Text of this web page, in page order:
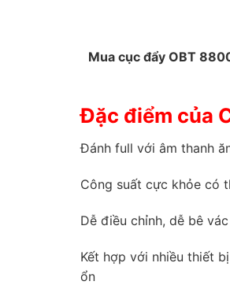
Mua cục đẩy OBT
Đặc điểm của
Đánh full với âm thanh
Công suất cực khỏe có
Dễ điều chỉnh, dễ bê
Kết hợp với nhiều thiết
ổn